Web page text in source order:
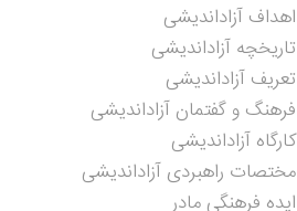
اهداف آزاداندیشی
تاریخچه آزاداندیشی
تعریف آزاداندیشی
فرهنگ و گفتمان آزاداندیشی
کارگاه آزاداندیشی
مختصات راهبردی آزاداندیشی
ایده فرهنگی مادر